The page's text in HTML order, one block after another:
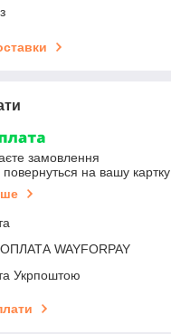
замовлення
повернуться на вашу картку
WAYFORPAY
Укрпоштою